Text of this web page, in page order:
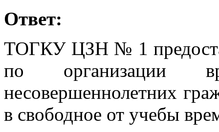
Ответ:
ТОГКУ ЦЗН № 1
по организации
несовершеннолетних
в свободное от учебы